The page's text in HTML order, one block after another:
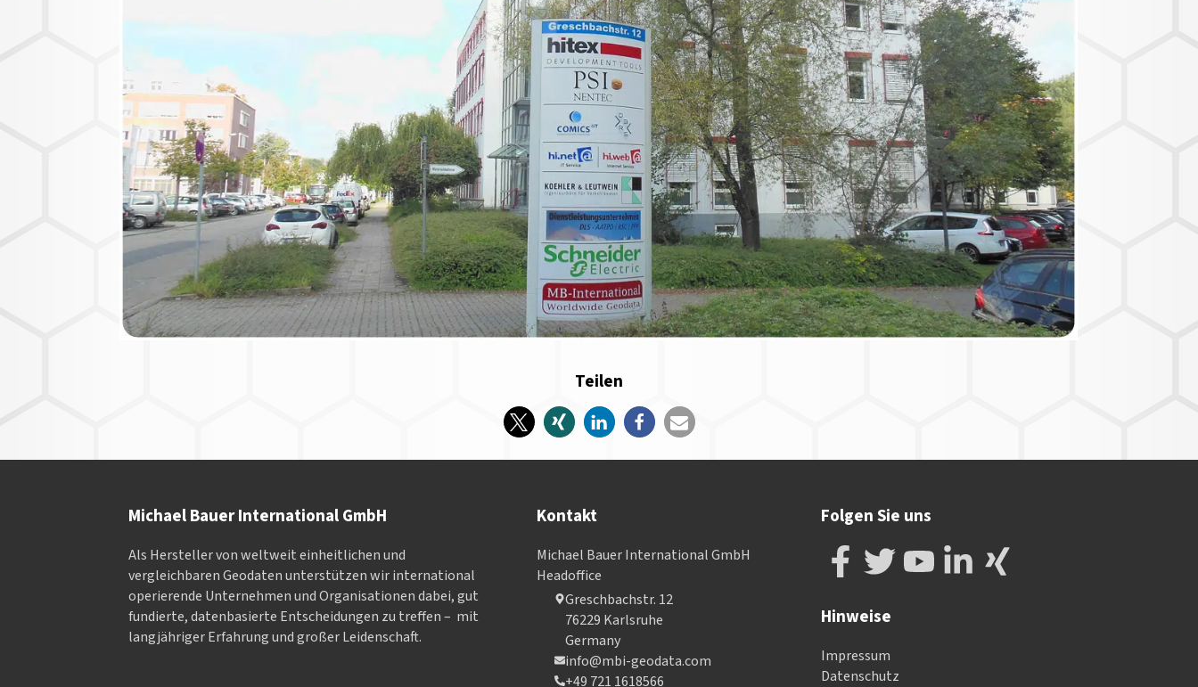
Teilen
Michael Bauer International GmbH
Als Hersteller von weltweit einheitlichen und
vergleichbaren Geodaten un­ter­stüt­zen wir in­ter­na­tional
ope­rieren­de Un­ter­neh­men und Or­ga­nisa­tionen dabei, gut
fundierte, datenbasierte Entscheidungen zu treffen – mit
langjähriger Erfahrung und großer Leidenschaft.
Kontakt
Michael Bauer International GmbH
Headoffice
Greschbachstr. 12
76229 Karlsruhe
Germany
info@mbi-geodata.com
+49 721 1618566
Folgen Sie uns
Hinweise
Impressum
Datenschutz